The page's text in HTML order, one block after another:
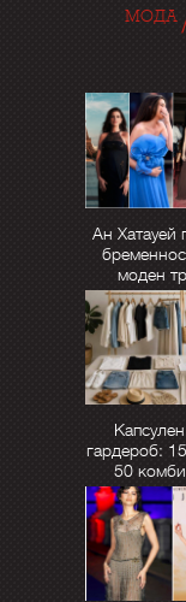
МОДА
Ан Хатауей
моден
гардероб:
50